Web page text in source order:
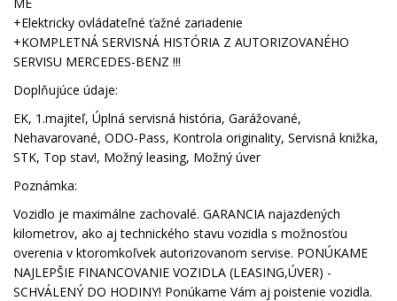
+Elektricky ovládateľné ťažné zariadenie
+KOMPLETNÁ SERVISNÁ HISTÓRIA Z AUTORIZOVANÉHO
SERVISU MERCEDES-BENZ !!!
Doplňujúce údaje:
EK, 1.majiteľ, Úplná servisná história, Garážované,
Nehavarované, ODO-Pass, Kontrola originality, Servisná knižka,
STK, Top stav!, Možný leasing, Možný úver
Poznámka:
Vozidlo je maximálne zachovalé. GARANCIA najazdených
kilometrov, ako aj technického stavu vozidla s možnosťou
overenia v ktoromkoľvek autorizovanom servise. PONÚKAME
NAJLEPŠIE FINANCOVANIE VOZIDLA (LEASING,ÚVER) -
SCHVÁLENÝ DO HODINY! Ponúkame Vám aj poistenie vozidla.